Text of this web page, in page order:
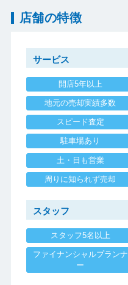
店舗の特徴
サービス
開店5年以上
地元の売却実績多数
スピード査定
駐車場あり
土・日も営業
周りに知られず売却
スタッフ
スタッフ5名以上
ファイナンシャルプランナ
ー